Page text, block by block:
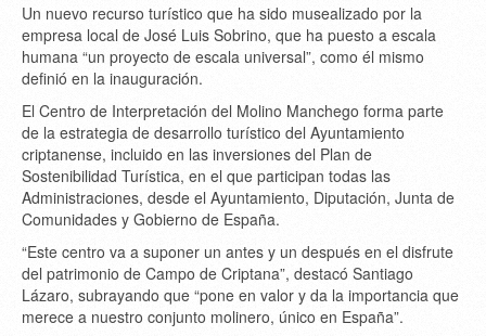
Un nuevo recurso turístico que ha sido musealizado por la
empresa local de José Luis Sobrino, que ha puesto a escala
humana “un proyecto de escala universal”, como él mismo
definió en la inauguración.
El Centro de Interpretación del Molino Manchego forma parte
de la estrategia de desarrollo turístico del Ayuntamiento
criptanense, incluido en las inversiones del Plan de
Sostenibilidad Turística, en el que participan todas las
Administraciones, desde el Ayuntamiento, Diputación, Junta de
Comunidades y Gobierno de España.
“Este centro va a suponer un antes y un después en el disfrute
del patrimonio de Campo de Criptana”, destacó Santiago
Lázaro, subrayando que “pone en valor y da la importancia que
merece a nuestro conjunto molinero, único en España”.